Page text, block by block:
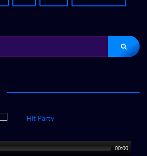
00:00